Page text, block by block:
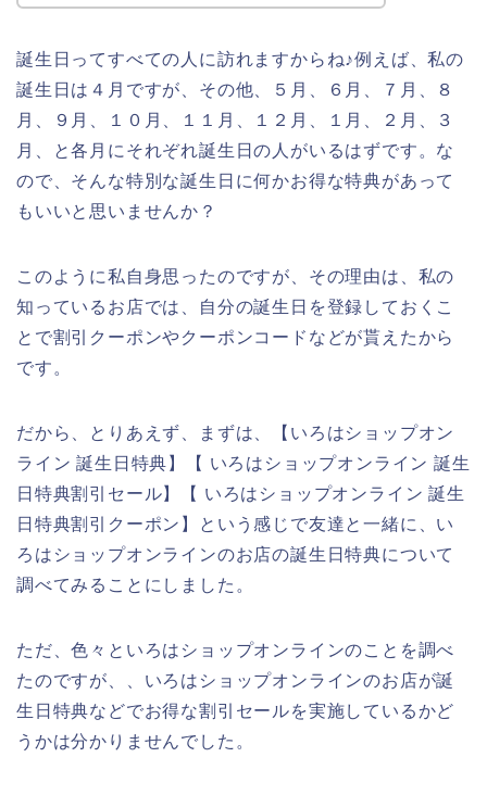
誕生日ってすべての人に訪れますからね♪例えば、私の
誕生日は４月ですが、その他、５月、６月、７月、８
月、９月、１０月、１１月、１２月、１月、２月、３
月、と各月にそれぞれ誕生日の人がいるはずです。な
ので、そんな特別な誕生日に何かお得な特典があって
もいいと思いませんか？
このように私自身思ったのですが、その理由は、私の
知っているお店では、自分の誕生日を登録しておくこ
とで割引クーポンやクーポンコードなどが貰えたから
です。
だから、とりあえず、まずは、【いろはショップオン
ライン 誕生日特典】【 いろはショップオンライン 誕生
日特典割引セール】【 いろはショップオンライン 誕生
日特典割引クーポン】という感じで友達と一緒に、い
ろはショップオンラインのお店の誕生日特典について
調べてみることにしました。
ただ、色々といろはショップオンラインのことを調べ
たのですが、、いろはショップオンラインのお店が誕
生日特典などでお得な割引セールを実施しているかど
うかは分かりませんでした。